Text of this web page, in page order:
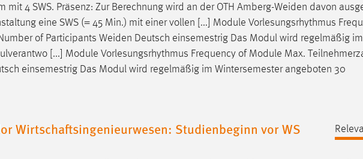
mit 4 SWS. Präsenz: Zur Berechnung wird an der OTH Amberg-Weiden davon
eine SWS (= 45 Min.) mit einer vollen [...] Module Vorlesungsrhythmus
of Participants Weiden Deutsch einsemestrig Das Modul wird regelmäßig im
[...] Module Vorlesungsrhythmus Frequency of Module Max.
einsemestrig Das Modul wird regelmäßig im Wintersemester angeboten 30
Wirtschaftsingenieurwesen: Studienbeginn vor WS
um sich an
zu können.
anonym.